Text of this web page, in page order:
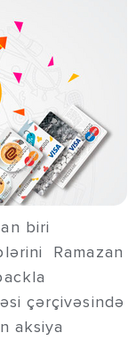
biri
Ramazan
çərçivəsində
aksiya